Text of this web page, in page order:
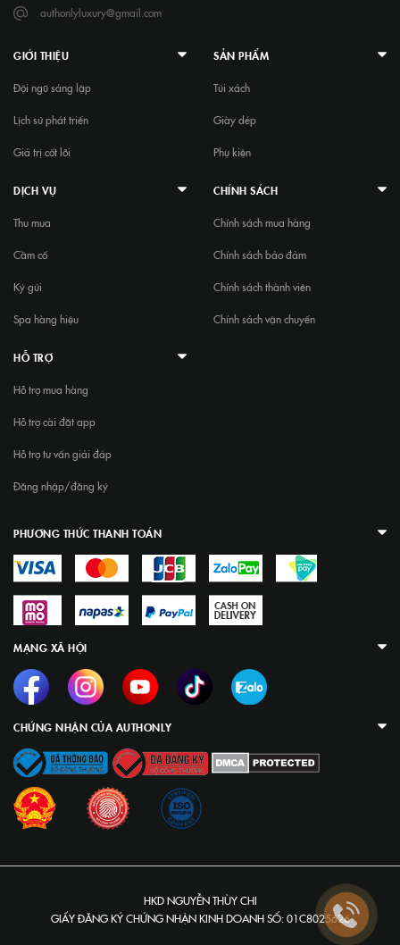
authonlyluxury@gmail.com
GIỚI THIỆU
Đội ngũ sáng lập
Lịch sử phát triển
Giá trị cốt lõi
SẢN PHẨM
Túi xách
Giày dép
Phụ kiện
DỊCH VỤ
Thu mua
Cầm cố
Ký gửi
Spa hàng hiệu
CHÍNH SÁCH
Chính sách mua hàng
Chính sách bảo đảm
Chính sách thành viên
Chính sách vận chuyển
HỖ TRỢ
Hỗ trợ mua hàng
Hỗ trợ cài đặt app
Hỗ trợ tư vấn giải đáp
Đăng nhập/đăng ký
PHƯƠNG THỨC THANH TOÁN
MẠNG XÃ HỘI
CHỨNG NHẬN CỦA AUTHONLY
HKD NGUYỄN THÙY CHI
GIẤY ĐĂNG KÝ CHỨNG NHẬN KINH DOANH SỐ: 01C8025626